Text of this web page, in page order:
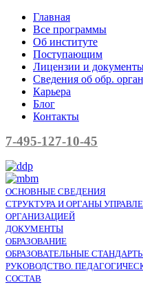
Главная
Все программы
Об институте
Поступающим
Лицензии и
Сведения об обр.
Карьера
Блог
Контакты
7-495-127-10-45
ОСНОВНЫЕ СВЕДЕНИЯ
СТРУКТУРА И ОРГАНЫ
ОРГАНИЗАЦИЕЙ
ДОКУМЕНТЫ
ОБРАЗОВАНИЕ
ОБРАЗОВАТЕЛЬНЫЕ
РУКОВОДСТВО.
СОСТАВ